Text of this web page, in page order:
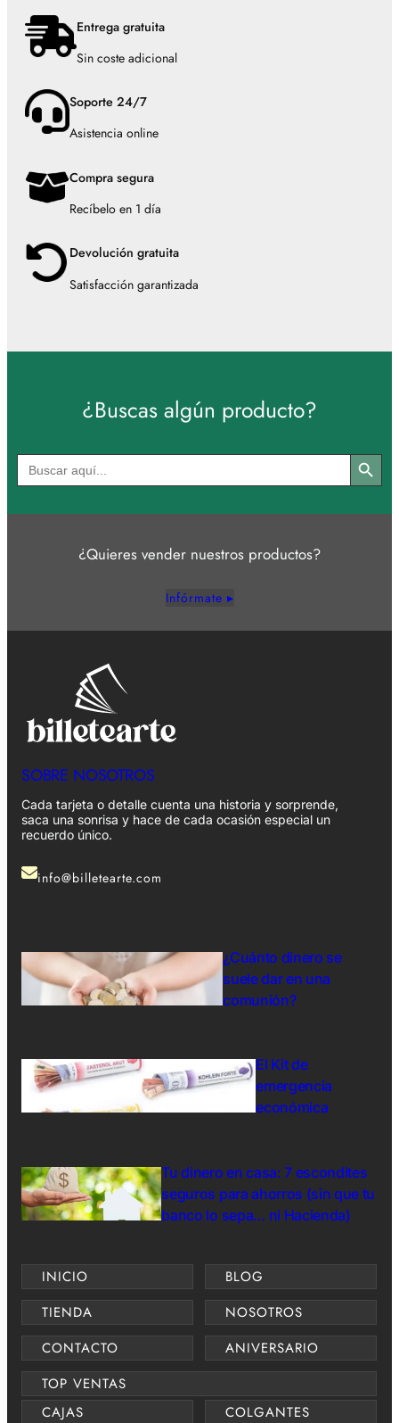
Entrega gratuita
Sin coste adicional
Soporte 24/7
Asistencia online
Compra segura
Recíbelo en 1 día
Devolución gratuita
Satisfacción garantizada
¿Buscas algún producto?
Buscar: Botón de búsqueda
¿Quieres vender nuestros productos?
Infórmate ▸
SOBRE NOSOTROS
Cada tarjeta o detalle cuenta una historia y sorprende,
saca una sonrisa y hace de cada ocasión especial un
recuerdo único.
info@billetearte.com
¿Cuánto dinero se
suele dar en una
comunión?
El Kit de
emergencia
económica
Tu dinero en casa: 7 escondites
seguros para ahorros (sin que tu
banco lo sepa… ni Hacienda)
INICIO
BLOG
TIENDA
NOSOTROS
CONTACTO
ANIVERSARIO
TOP VENTAS
CAJAS
COLGANTES